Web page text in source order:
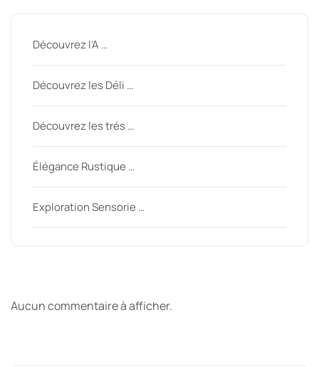
Découvrez l’A …
Découvrez les Déli …
Découvrez les trés …
Élégance Rustique …
Exploration Sensorie …
Aucun commentaire à afficher.